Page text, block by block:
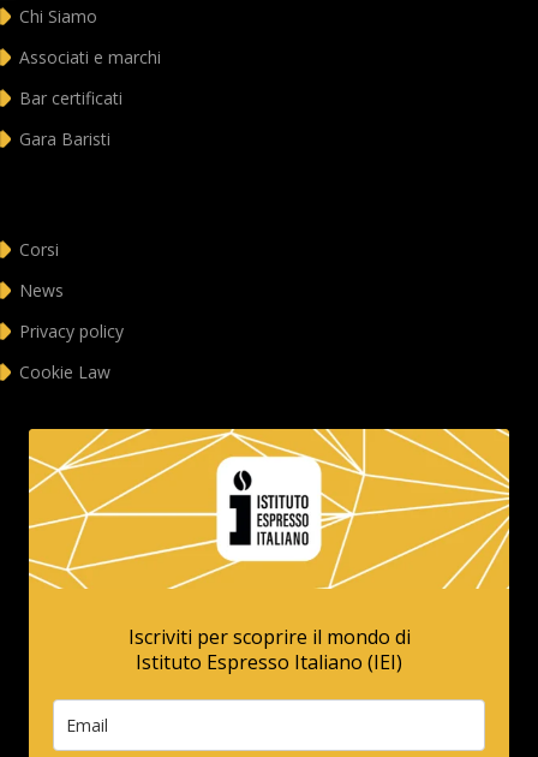
Chi Siamo
Associati e marchi
Bar certificati
Gara Baristi
Corsi
News
Privacy policy
Cookie Law
Iscriviti per scoprire il mondo di
Istituto Espresso Italiano (IEI)